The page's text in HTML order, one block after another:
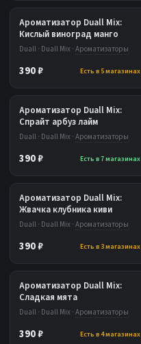
Ароматизатор Duall Mix:
Кислый виноград манго
Duall · Duall Mix · Ароматизаторы
390 ₽ Есть в 5 магазинах
Ароматизатор Duall Mix:
Спрайт арбуз лайм
Duall · Duall Mix · Ароматизаторы
390 ₽ Есть в 7 магазинах
Ароматизатор Duall Mix:
Жвачка клубника киви
Duall · Duall Mix · Ароматизаторы
390 ₽ Есть в 3 магазинах
Ароматизатор Duall Mix:
Сладкая мята
Duall · Duall Mix · Ароматизаторы
390 ₽ Есть в 4 магазинах